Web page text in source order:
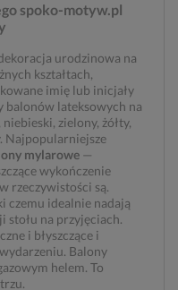
spoko-motyw.pl
urodzinowa na
kształtach,
imię lub inicjały
lateksowych na
zielony, żółty,
Najpopularniejsze
mylarowe —
wykończenie
rzeczywistości są.
czemu idealnie nadają
stołu na przyjęciach.
i błyszczące i
Balony
helem. To